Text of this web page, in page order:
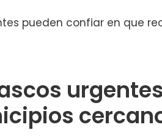
pueden confiar en que